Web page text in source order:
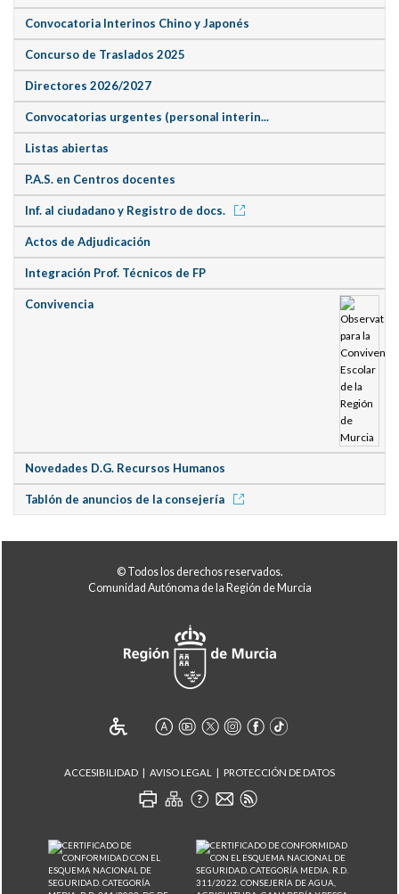
Convocatoria Interinos Chino y Japonés
Concurso de Traslados 2025
Directores 2026/2027
Convocatorias urgentes (personal interin...
Listas abiertas
P.A.S. en Centros docentes
Inf. al ciudadano y Registro de docs.
Actos de Adjudicación
Integración Prof. Técnicos de FP
Convivencia
Novedades D.G. Recursos Humanos
Tablón de anuncios de la consejería
© Todos los derechos reservados.
Comunidad Autónoma de la Región de Murcia
ACCESIBILIDAD AVISO LEGAL PROTECCIÓN DE DATOS